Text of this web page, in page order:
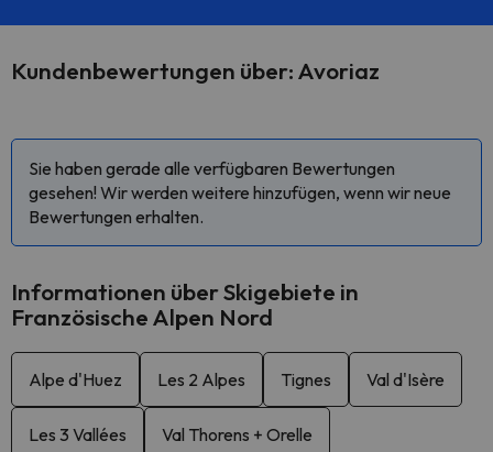
Kundenbewertungen über: Avoriaz
Sie haben gerade alle verfügbaren Bewertungen
gesehen! Wir werden weitere hinzufügen, wenn wir neue
Bewertungen erhalten.
Informationen über Skigebiete in
Französische Alpen Nord
Alpe d'Huez Les 2 Alpes Tignes Val d'Isère
Les 3 Vallées Val Thorens + Orelle